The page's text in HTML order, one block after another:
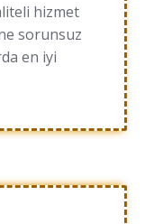
hizmet
sorunsuz
en iyi